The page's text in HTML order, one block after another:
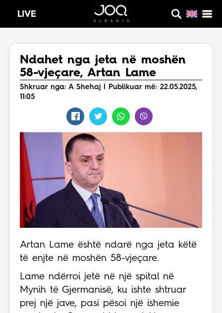
LIVE
Ndahet nga jeta në moshën
58-vjeçare, Artan Lame
Shkruar nga: A Shehaj | Publikuar më: 22.05.2025,
11:05
Artan Lame është ndarë nga jeta këtë
të enjte në moshën 58-vjeçare.
Lame ndërroi jetë në një spital në
Mynih të Gjermanisë, ku ishte shtruar
prej një jave, pasi pësoi një ishemie